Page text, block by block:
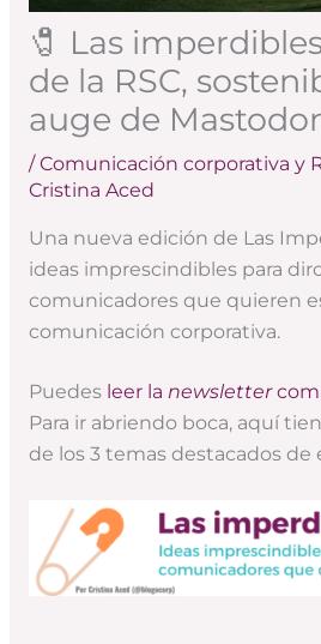
🧷 Las
de la RSC,
auge de
/Comunicación corporativa y
Cristina Aced
Una nueva edición de Las
ideas imprescindibles para
comunicadores que quieren
comunicación corporativa.
Puedes leer la newsletter
Para ir abriendo boca, aquí
de los 3 temas destacados de